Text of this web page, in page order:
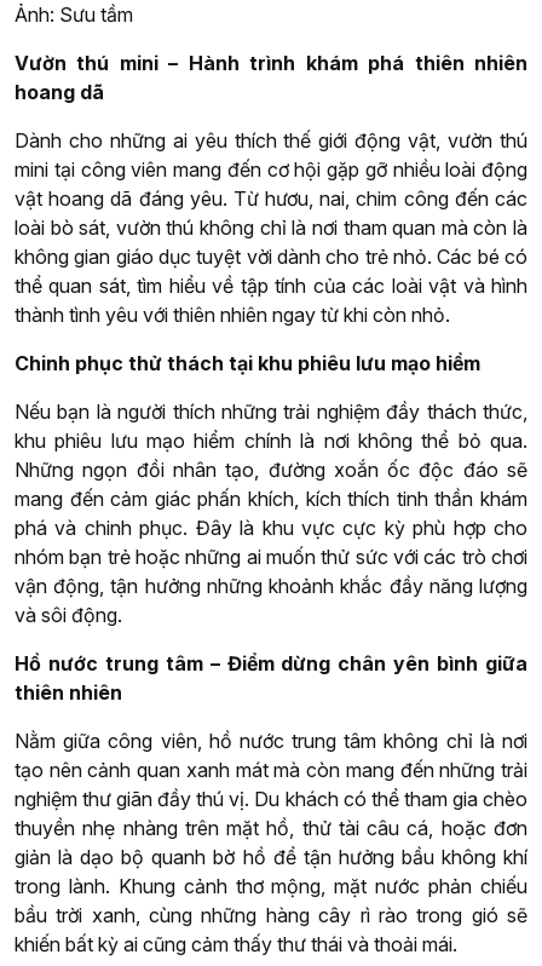
Ảnh: Sưu tầm
Vườn thú mini – Hành trình khám phá thiên nhiên
hoang dã
Dành cho những ai yêu thích thế giới động vật, vườn thú
mini tại công viên mang đến cơ hội gặp gỡ nhiều loài động
vật hoang dã đáng yêu. Từ hươu, nai, chim công đến các
loài bò sát, vườn thú không chỉ là nơi tham quan mà còn là
không gian giáo dục tuyệt vời dành cho trẻ nhỏ. Các bé có
thể quan sát, tìm hiểu về tập tính của các loài vật và hình
thành tình yêu với thiên nhiên ngay từ khi còn nhỏ.
Chinh phục thử thách tại khu phiêu lưu mạo hiểm
Nếu bạn là người thích những trải nghiệm đầy thách thức,
khu phiêu lưu mạo hiểm chính là nơi không thể bỏ qua.
Những ngọn đồi nhân tạo, đường xoắn ốc độc đáo sẽ
mang đến cảm giác phấn khích, kích thích tinh thần khám
phá và chinh phục. Đây là khu vực cực kỳ phù hợp cho
nhóm bạn trẻ hoặc những ai muốn thử sức với các trò chơi
vận động, tận hưởng những khoảnh khắc đầy năng lượng
và sôi động.
Hồ nước trung tâm – Điểm dừng chân yên bình giữa
thiên nhiên
Nằm giữa công viên, hồ nước trung tâm không chỉ là nơi
tạo nên cảnh quan xanh mát mà còn mang đến những trải
nghiệm thư giãn đầy thú vị. Du khách có thể tham gia chèo
thuyền nhẹ nhàng trên mặt hồ, thử tài câu cá, hoặc đơn
giản là dạo bộ quanh bờ hồ để tận hưởng bầu không khí
trong lành. Khung cảnh thơ mộng, mặt nước phản chiếu
bầu trời xanh, cùng những hàng cây rì rào trong gió sẽ
khiến bất kỳ ai cũng cảm thấy thư thái và thoải mái.